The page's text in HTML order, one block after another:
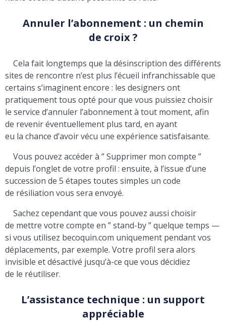
Annuler l’abonnement : un chemin
de croix ?
Cela fait longtemps que la désinscription des différents
sites de rencontre n’est plus l’écueil infranchissable que
certains s’imaginent encore : les designers ont
pratiquement tous opté pour que vous puissiez choisir
le service d’annuler l’abonnement à tout moment, afin
de revenir éventuellement plus tard, en ayant
eu la chance d’avoir vécu une expérience satisfaisante.
Vous pouvez accéder à ” Supprimer mon compte ”
depuis l’onglet de votre profil : ensuite, à l’issue d’une
succession de 5 étapes toutes simples un code
de résiliation vous sera envoyé.
Sachez cependant que vous pouvez aussi choisir
de mettre votre compte en ” stand-by ” quelque temps —
si vous utilisez becoquin.com uniquement pendant vos
déplacements, par exemple. Votre profil sera alors
invisible et désactivé jusqu’à-ce que vous décidiez
de le réutiliser.
L’assistance technique : un support
appréciable